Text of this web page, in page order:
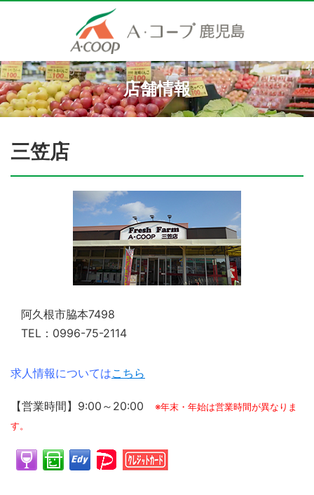
店舗情報
三笠店
阿久根市脇本7498
TEL：0996-75-2114
求人情報についてはこちら
【営業時間】9:00～20:00
※年末・年始は営業時間が異なりま
す。